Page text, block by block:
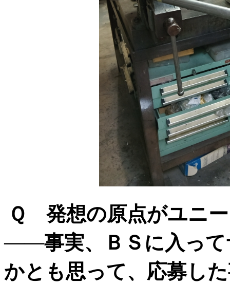
Ｑ 発想の原点がユニ
――事実、ＢＳに入って
かとも思って、応募し